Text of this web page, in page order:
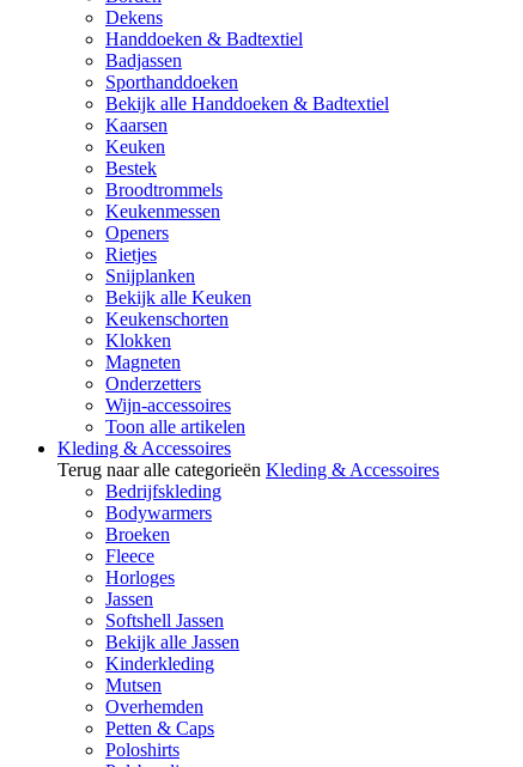
Dekens
Handdoeken & Badtextiel
Badjassen
Sporthanddoeken
Bekijk alle Handdoeken & Badtextiel
Kaarsen
Keuken
Bestek
Broodtrommels
Keukenmessen
Openers
Rietjes
Snijplanken
Bekijk alle Keuken
Keukenschorten
Klokken
Magneten
Onderzetters
Wijn-accessoires
Toon alle artikelen
Kleding & Accessoires
Terug naar alle categorieën Kleding & Accessoires
Bedrijfskleding
Bodywarmers
Broeken
Fleece
Horloges
Jassen
Softshell Jassen
Bekijk alle Jassen
Kinderkleding
Mutsen
Overhemden
Petten & Caps
Poloshirts